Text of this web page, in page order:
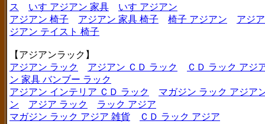
ス
いす アジアン 家具
いす アジアン
アジアン 椅子
アジアン 家具 椅子 椅子 アジアン
アジ
ジアン テイスト 椅子
【アジアンラック】
アジアン ラック
アジアン ＣＤ ラック
ＣＤ ラック アジ
ン 家具 バンブー ラック
アジアン インテリア ＣＤ ラック
マガジン ラック アジア
ン
アジア ラック
ラック アジア
マガジン ラック アジア 雑貨
ＣＤ ラック アジア